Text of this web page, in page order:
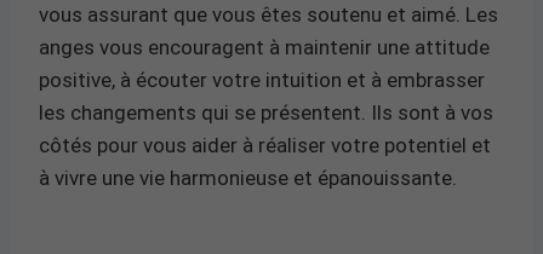
vous assurant que vous êtes soutenu et aimé. Les
anges vous encouragent à maintenir une attitude
positive, à écouter votre intuition et à embrasser
les changements qui se présentent. Ils sont à vos
côtés pour vous aider à réaliser votre potentiel et
à vivre une vie harmonieuse et épanouissante.